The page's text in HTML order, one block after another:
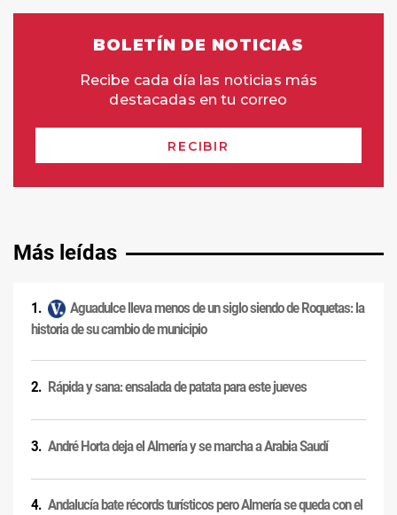
Más leídas
Aguadulce lleva menos de un siglo siendo de Roquetas: la
historia de su cambio de municipio
Rápida y sana: ensalada de patata para este jueves
André Horta deja el Almería y se marcha a Arabia Saudí
Andalucía bate récords turísticos pero Almería se queda con el